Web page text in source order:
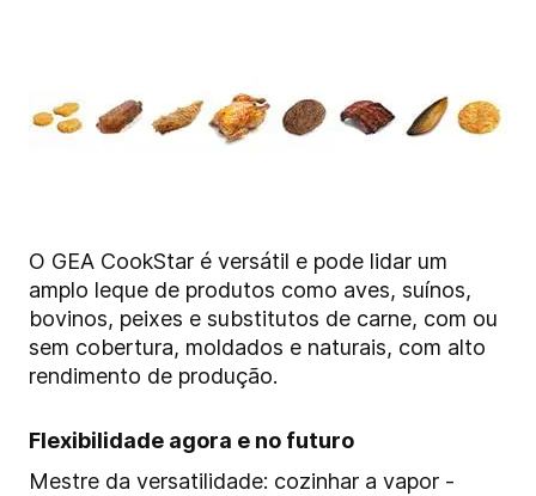
O GEA CookStar é versátil e pode lidar um
amplo leque de produtos como aves, suínos,
bovinos, peixes e substitutos de carne, com ou
sem cobertura, moldados e naturais, com alto
rendimento de produção.
Flexibilidade agora e no futuro
Mestre da versatilidade: cozinhar a vapor -